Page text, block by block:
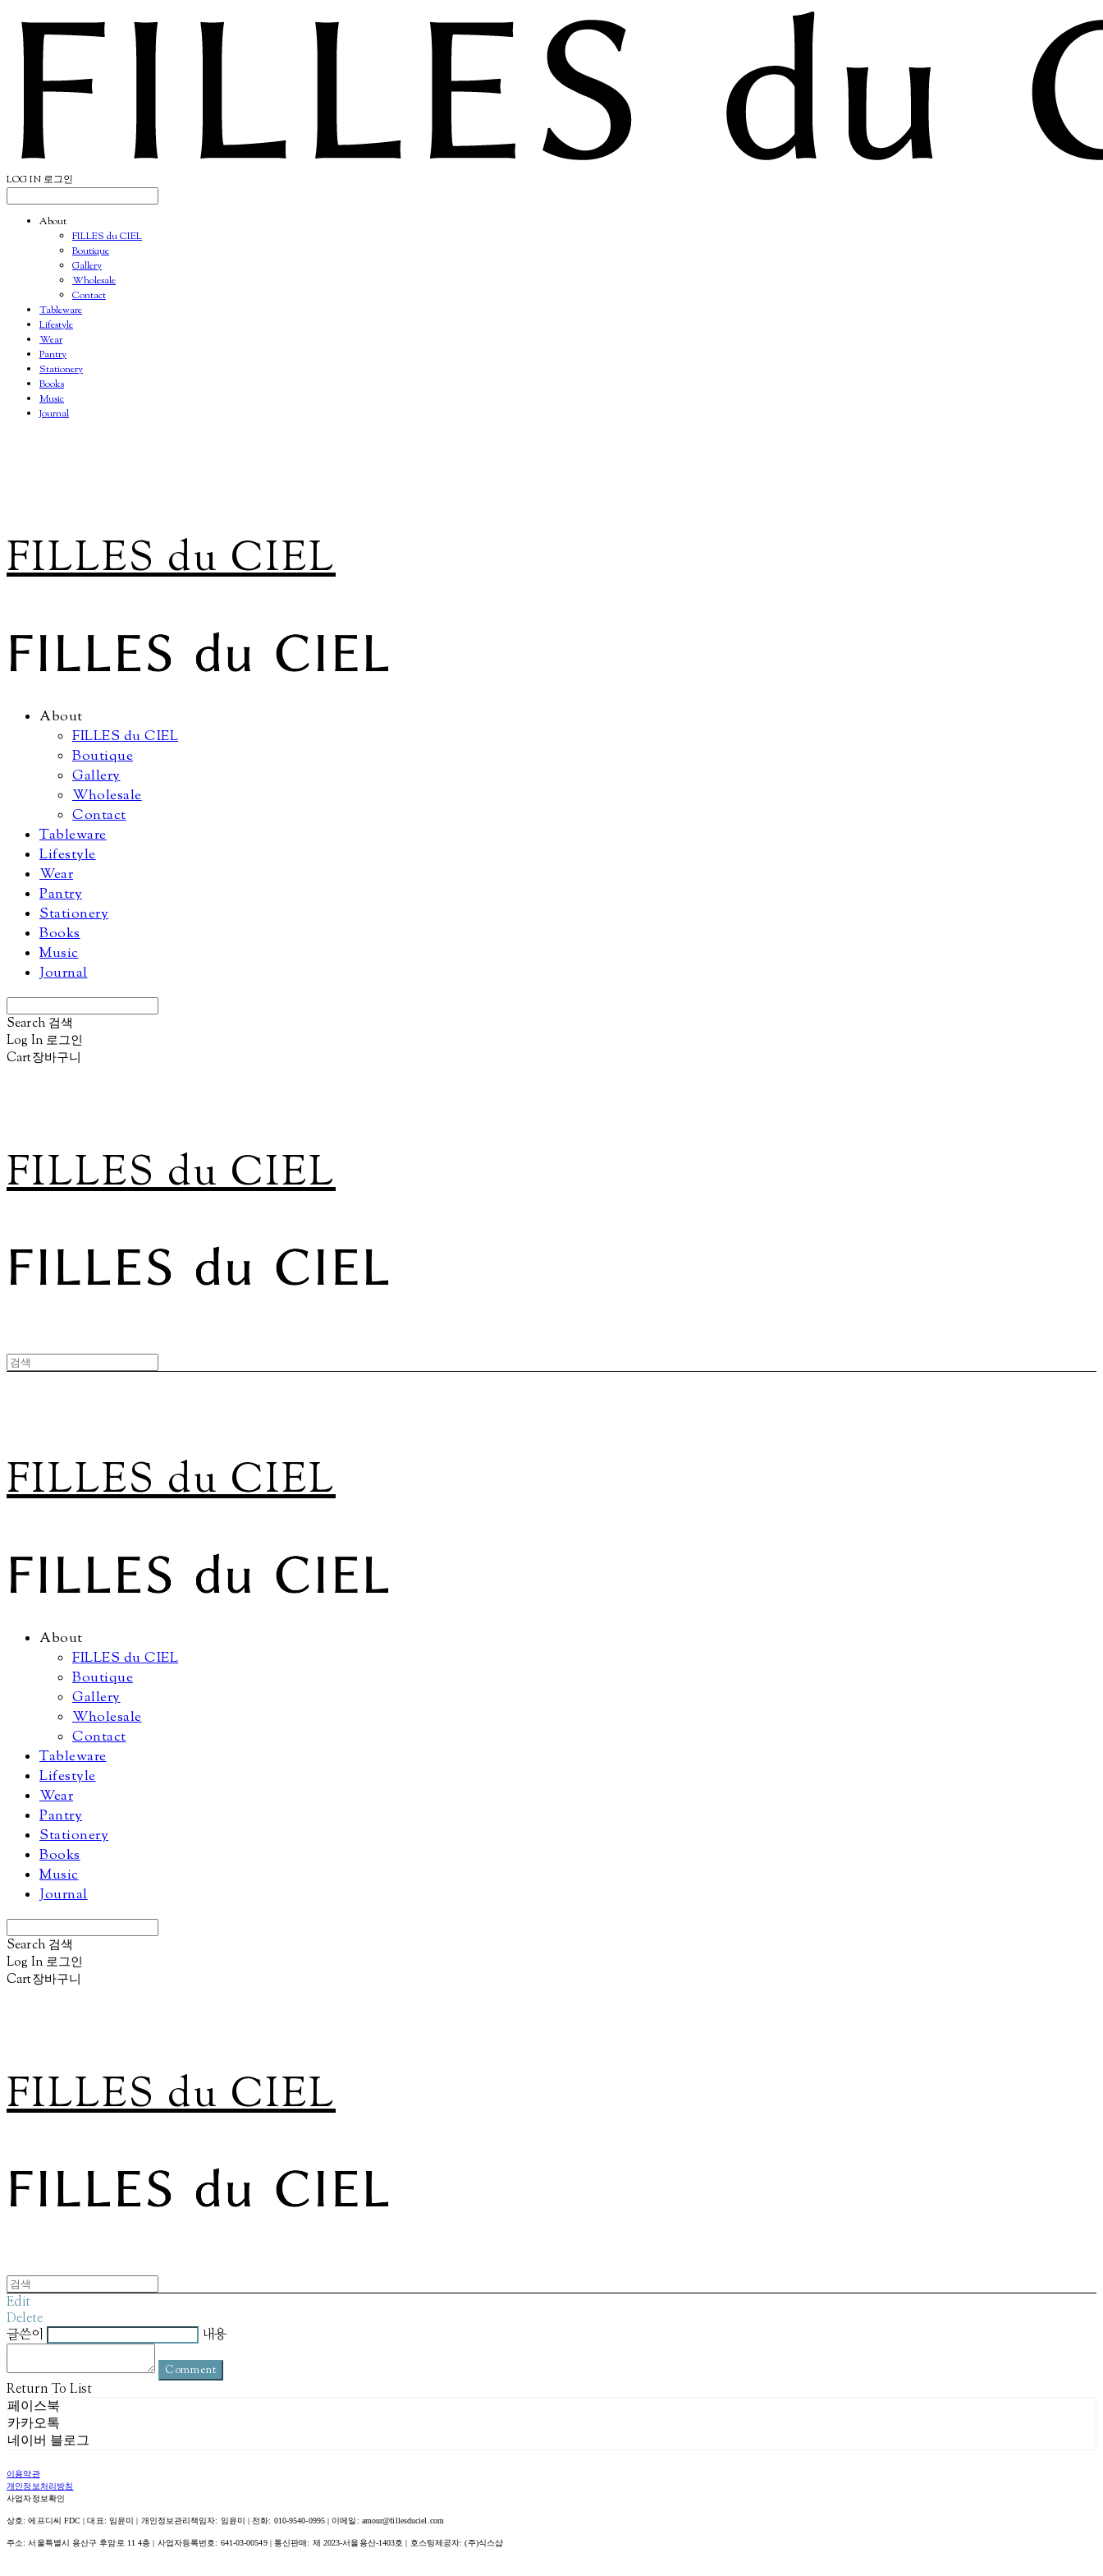
LOG IN 로그인
About
FILLES du CIEL
Boutique
Gallery
Wholesale
Contact
Tableware
Lifestyle
Wear
Pantry
Stationery
Books
Music
Journal
FILLES du CIEL
About
FILLES du CIEL
Boutique
Gallery
Wholesale
Contact
Tableware
Lifestyle
Wear
Pantry
Stationery
Books
Music
Journal
Search 검색
Log In 로그인
Cart장바구니
FILLES du CIEL
FILLES du CIEL
About
FILLES du CIEL
Boutique
Gallery
Wholesale
Contact
Tableware
Lifestyle
Wear
Pantry
Stationery
Books
Music
Journal
Search 검색
Log In 로그인
Cart장바구니
FILLES du CIEL
Edit
Delete
글쓴이
내용
Comment
Return To List
페이스북
카카오톡
네이버 블로그
이용약관
개인정보처리방침
사업자정보확인
상호: 에프디씨 FDC | 대표: 임윤미 | 개인정보관리책임자: 임윤미 | 전화: 010-9540-0995 | 이메일: amour@fillesduciel.com
주소: 서울특별시 용산구 후암로 11 4층 | 사업자등록번호: 641-03-00549| 통신판매: 제 2023-서울용산-1403호 | 호스팅제공자: (주)식스샵